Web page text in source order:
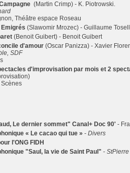
(Martin Crimp) - K. Piotrowski.
Théâtre espace Roseau
Emigrés (Slawomir Mrozec) - Guillaume
(Benoit Guibert) - Benoit Guibert
d'amour (Oscar Panizza) - Xavier
SDF
d'improvisation par mois et 2
Scènes
Le dernier sommet" Canal+ Doc 90' -
« Le cacao qui tue » - Divers
l'ONG FIDH
"Saul, la vie de Saint Paul" - StPierre